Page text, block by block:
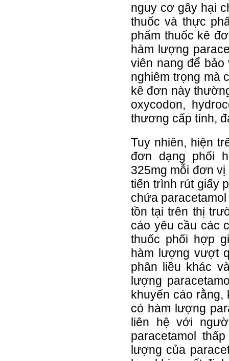
nguy cơ gây hại
thuốc và thực
phẩm thuốc kê
hàm lượng
viên nang để
nghiêm trọng mà
kê đơn này
oxycodon,
thương cấp tính,
Tuy nhiên, hiện
đơn dạng phối
325mg mỗi đơn
tiến trình rút giấy
chứa
tồn tại trên thị
cáo yêu cầu các
thuốc phối hợp
hàm lượng vượt
phân liều khác
lượng
khuyến cáo rằng,
có hàm lượng
liên hệ với
paracetamol
lượng của